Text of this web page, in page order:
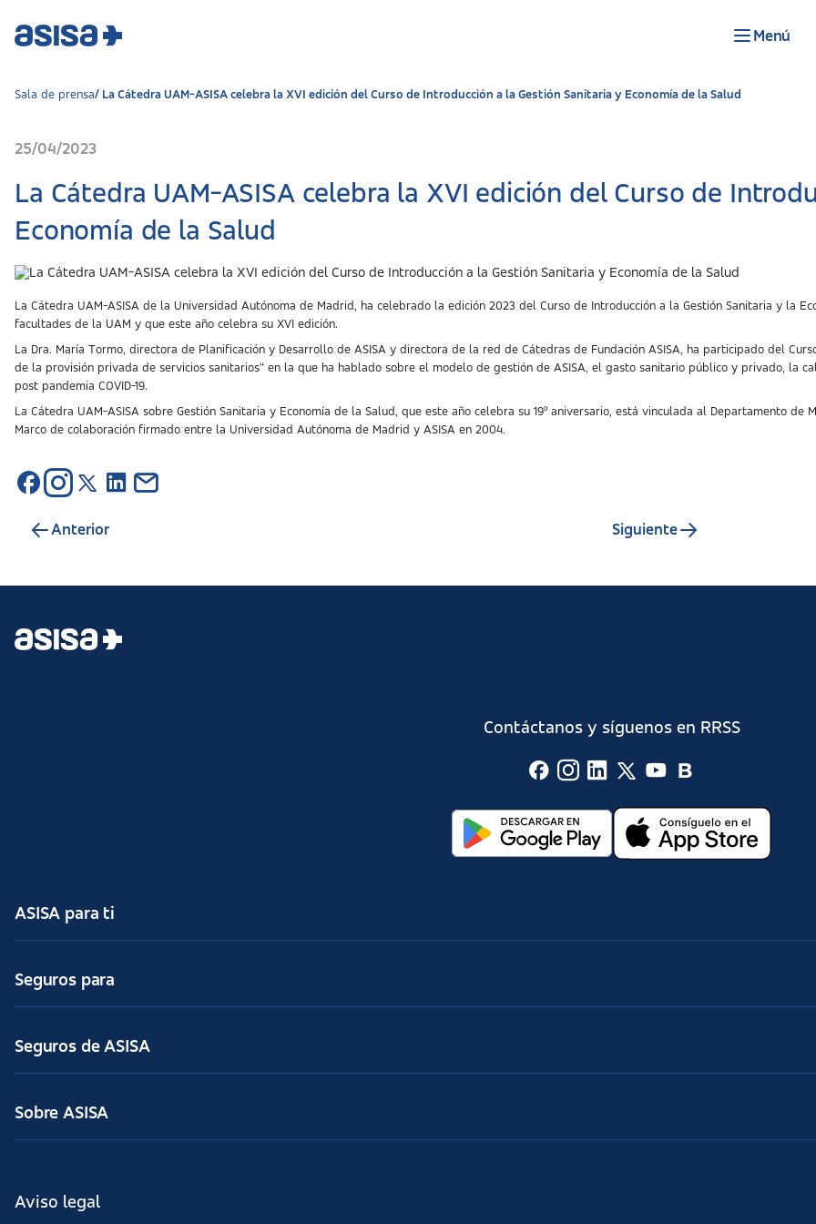
Menú
Sala de prensa La Cátedra UAM-ASISA celebra la XVI edición del Curso de Introducción a la Gestión Sanitaria y Economía de la Salud
25/04/2023
La Cátedra UAM-ASISA celebra la XVI edición del Curso de
Economía de la Salud
La Cátedra UAM-ASISA de la Universidad Autónoma de Madrid, ha celebrado la edición 2023 del Curso de Introducción a la Gestión Sanitaria y la
facultades de la UAM y que este año celebra su XVI edición.
La Dra. María Tormo, directora de Planificación y Desarrollo de ASISA y directora de la red de Cátedras de Fundación ASISA, ha participado del
de la provisión privada de servicios sanitarios“ en la que ha hablado sobre el modelo de gestión de ASISA, el gasto sanitario público y privado, la
post pandemia COVID-19.
La Cátedra UAM-ASISA sobre Gestión Sanitaria y Economía de la Salud, que este año celebra su 19º aniversario, está vinculada al Departamento
Marco de colaboración firmado entre la Universidad Autónoma de Madrid y ASISA en 2004.
Anterior Siguiente
Contáctanos y síguenos en RRSS
ASISA para ti
Seguros para
Seguros de ASISA
Sobre ASISA
Aviso legal